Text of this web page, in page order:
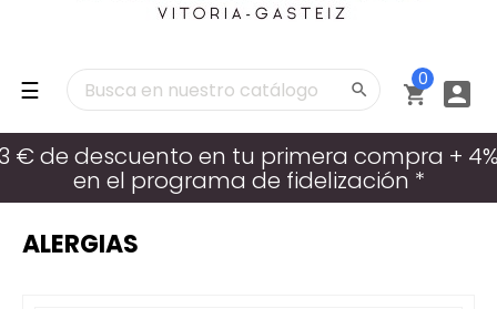
Navegación
palanca
☰  
0 
€ de descuento en tu primera compra +
en el programa de fidelización *
ALERGIAS